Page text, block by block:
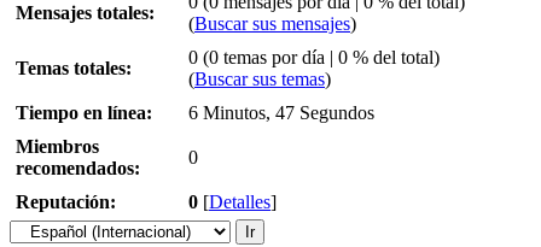
Mensajes totales:
(Buscar sus mensajes)
Temas totales:
0 (0 temas por día | 0 % del total)
(Buscar sus temas)
Tiempo en línea:
6 Minutos, 47 Segundos
Miembros
recomendados:
0
Reputación: 0 [Detalles]